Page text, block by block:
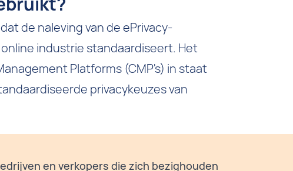
de naleving van de ePrivacy-
industrie standaardiseert. Het
Platforms (CMP's) in staat
privacykeuzes van
en verkopers die zich bezighouden